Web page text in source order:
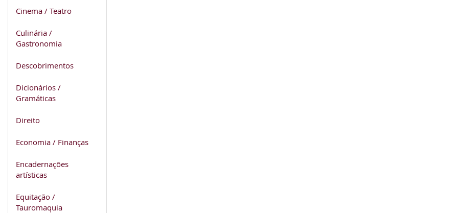
Cinema / Teatro
Culinária /
Gastronomia
Descobrimentos
Dicionários /
Gramáticas
Direito
Economia / Finanças
Encadernações
artísticas
Equitação /
Tauromaquia